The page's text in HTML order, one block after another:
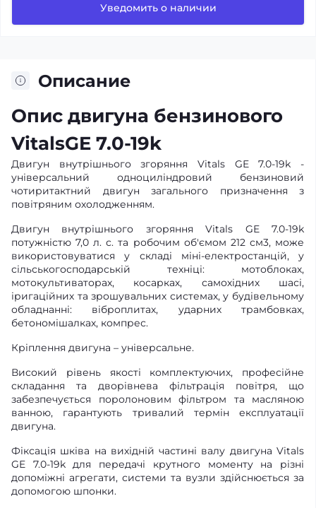
Уведомить о наличии
Описание
Опис двигуна бензинового
VitalsGE 7.0-19k
Двигун внутрішнього згоряння Vitals GE 7.0-19k -
універсальний одноциліндровий бензиновий
чотиритактний двигун загального призначення з
повітряним охолодженням.
Двигун внутрішнього згоряння Vitals GE 7.0-19k
потужністю 7,0 л. с. та робочим об'ємом 212 см3, може
використовуватися у складі міні-електростанцій, у
сільськогосподарській техніці: мотоблоках,
мотокультиваторах, косарках, самохідних шасі,
іригаційних та зрошувальних системах, у будівельному
обладнанні: віброплитах, ударних трамбовках,
бетономішалках, компрес.
Кріплення двигуна – універсальне.
Високий рівень якості комплектуючих, професійне
складання та дворівнева фільтрація повітря, що
забезпечується поролоновим фільтром та масляною
ванною, гарантують тривалий термін експлуатації
двигуна.
Фіксація шківа на вихідній частині валу двигуна Vitals
GE 7.0-19k для передачі крутного моменту на різні
допоміжні агрегати, системи та вузли здійснюється за
допомогою шпонки.